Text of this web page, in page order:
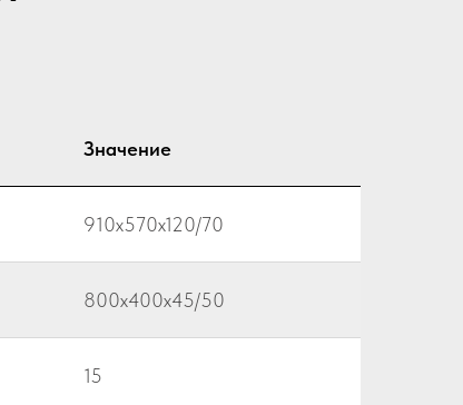
Значение
910х570х120/70
800х400х45/50
15